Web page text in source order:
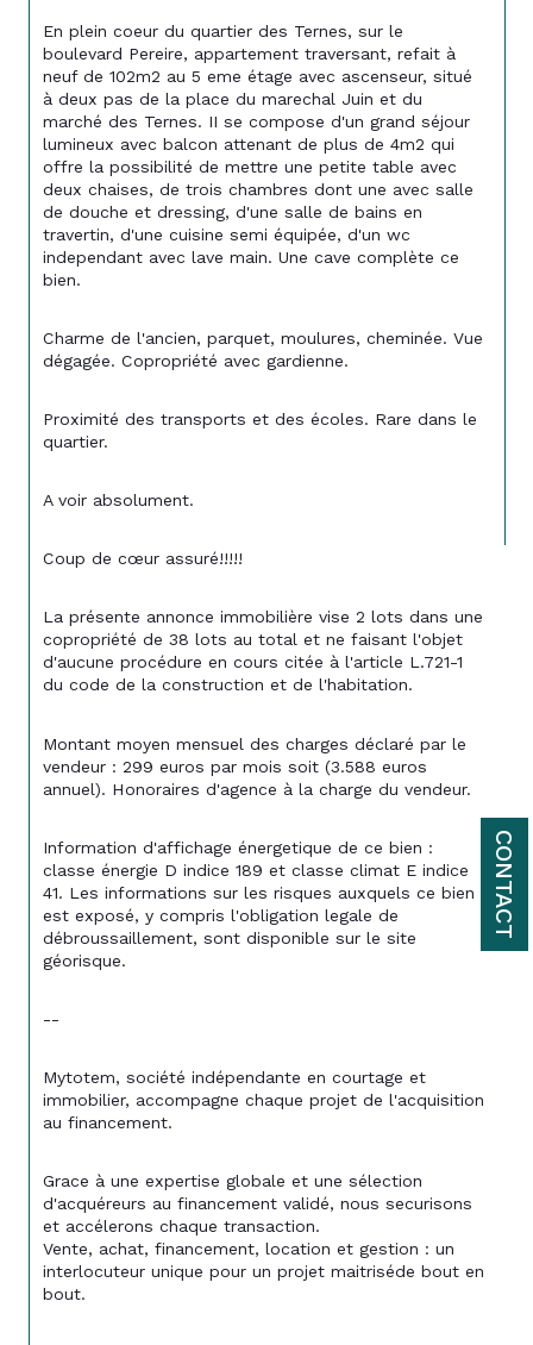
CONTACT
En plein coeur du quartier des Ternes, sur le
boulevard Pereire, appartement traversant, refait à
neuf de 102m2 au 5 eme étage avec ascenseur, situé
à deux pas de la place du marechal Juin et du
marché des Ternes. II se compose d'un grand séjour
lumineux avec balcon attenant de plus de 4m2 qui
offre la possibilité de mettre une petite table avec
deux chaises, de trois chambres dont une avec salle
de douche et dressing, d'une salle de bains en
travertin, d'une cuisine semi équipée, d'un wc
independant avec lave main. Une cave complète ce
bien.
Charme de l'ancien, parquet, moulures, cheminée. Vue
dégagée. Copropriété avec gardienne.
Proximité des transports et des écoles. Rare dans le
quartier.
A voir absolument.
Coup de cœur assuré!!!!!
La présente annonce immobilière vise 2 lots dans une
copropriété de 38 lots au total et ne faisant l'objet
d'aucune procédure en cours citée à l'article L.721-1
du code de la construction et de l'habitation.
Montant moyen mensuel des charges déclaré par le
vendeur : 299 euros par mois soit (3.588 euros
annuel). Honoraires d'agence à la charge du vendeur.
Information d'affichage énergetique de ce bien :
classe énergie D indice 189 et classe climat E indice
41. Les informations sur les risques auxquels ce bien
est exposé, y compris l'obligation legale de
débroussaillement, sont disponible sur le site
géorisque.
--
Mytotem, société indépendante en courtage et
immobilier, accompagne chaque projet de l'acquisition
au financement.
Grace à une expertise globale et une sélection
d'acquéreurs au financement validé, nous securisons
et accélerons chaque transaction.
Vente, achat, financement, location et gestion : un
interlocuteur unique pour un projet maitriséde bout en
bout.